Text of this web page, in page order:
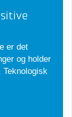
er det
og holder